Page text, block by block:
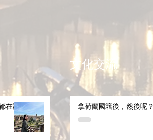
在羅
文化交流
拿荷蘭國籍後，然後呢？